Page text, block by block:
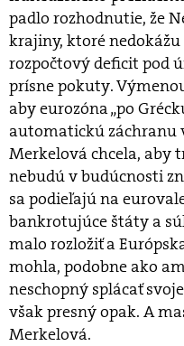
padlo rozhodnutie, že
krajiny, ktoré
rozpočtový deficit pod
prísne pokuty.
aby eurozóna „po
automatickú záchranu
Merkelová chcela, aby
nebudú v budúcnosti
sa podieľajú na
bankrotujúce štáty a
malo rozložiť a
mohla, podobne ako
neschopný splácať
však presný opak. A
Merkelová.